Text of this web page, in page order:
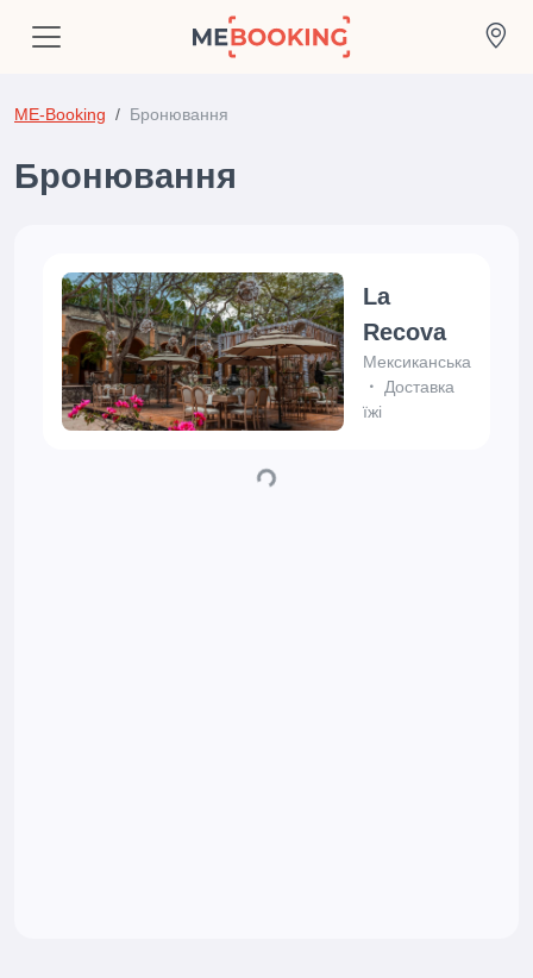
ME-Booking Бронювання
Бронювання
La
Recova
Мексиканська
Доставка
їжі